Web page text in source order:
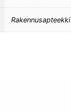
Rakennusapteekki